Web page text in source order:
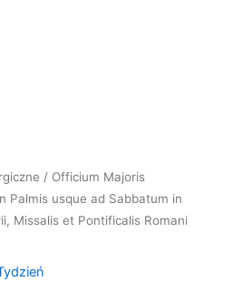
/ Officium Majoris
Palmis usque ad Sabbatum in
Missalis et Pontificalis Romani